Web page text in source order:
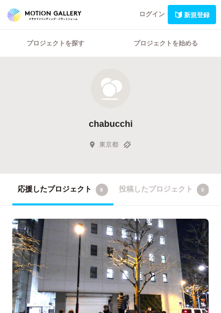
ログイン 新規登録
プロジェクトを探す プロジェクトを始める
chabucchi
東京都
応援したプロジェクト 8 投稿したプロジェクト 0